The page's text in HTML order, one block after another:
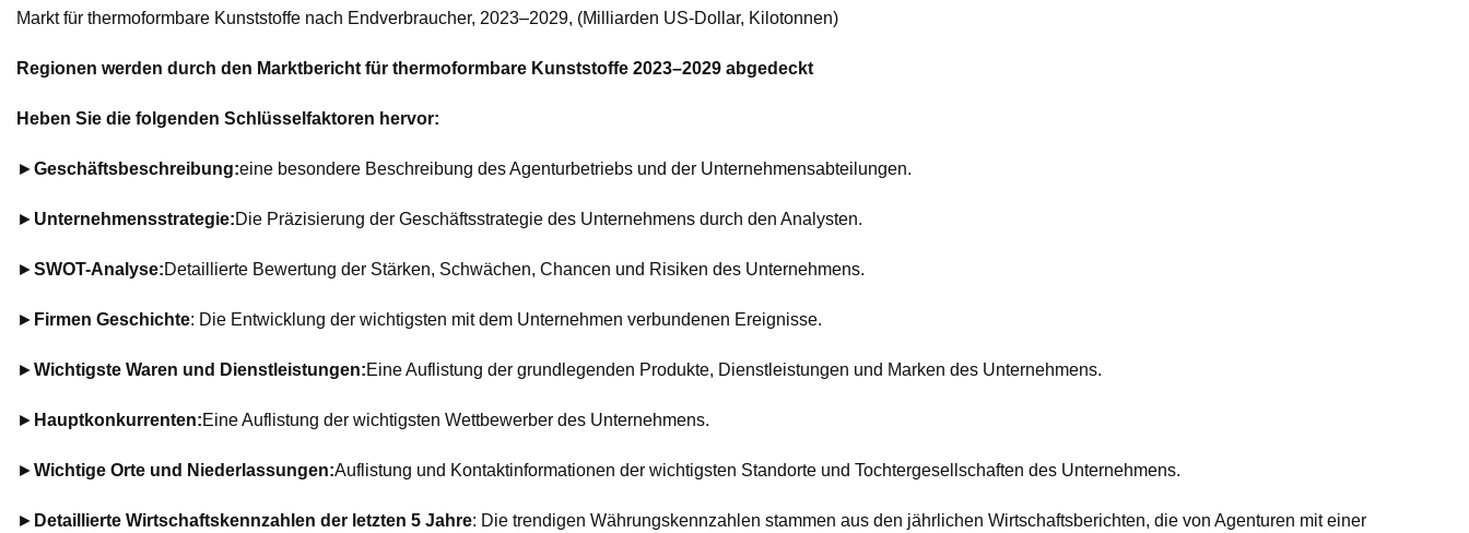
Markt für thermoformbare Kunststoffe nach Endverbraucher, 2023–2029, (Milliarden US-Dollar, Kilotonnen)
Regionen werden durch den Marktbericht für thermoformbare Kunststoffe 2023–2029 abgedeckt
Heben Sie die folgenden Schlüsselfaktoren hervor:
►Geschäftsbeschreibung:eine besondere Beschreibung des Agenturbetriebs und der Unternehmensabteilungen.
► Unternehmensstrategie:Die Präzisierung der Geschäftsstrategie des Unternehmens durch den Analysten.
►SWOT-Analyse:Detaillierte Bewertung der Stärken, Schwächen, Chancen und Risiken des Unternehmens.
► Firmen Geschichte: Die Entwicklung der wichtigsten mit dem Unternehmen verbundenen Ereignisse.
►Wichtigste Waren und Dienstleistungen:Eine Auflistung der grundlegenden Produkte, Dienstleistungen und Marken des Unternehmens.
► Hauptkonkurrenten:Eine Auflistung der wichtigsten Wettbewerber des Unternehmens.
►Wichtige Orte und Niederlassungen:Auflistung und Kontaktinformationen der wichtigsten Standorte und Tochtergesellschaften des Unternehmens.
► Detaillierte Wirtschaftskennzahlen der letzten 5 Jahre: Die trendigen Währungskennzahlen stammen aus den jährlichen Wirtschaftsberichten, die von Agenturen mit einer